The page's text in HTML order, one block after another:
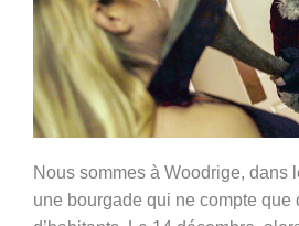
Nous sommes à Woodrige, dans
une bourgade qui ne compte